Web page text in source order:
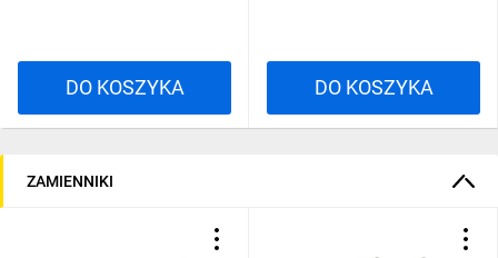
DO KOSZYKA DO KOSZYKA
ZAMIENNIKI